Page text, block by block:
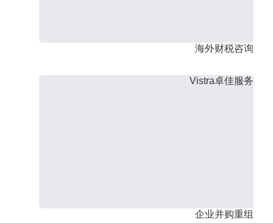
海外财税咨询
Vistra卓佳服务
企业并购重组